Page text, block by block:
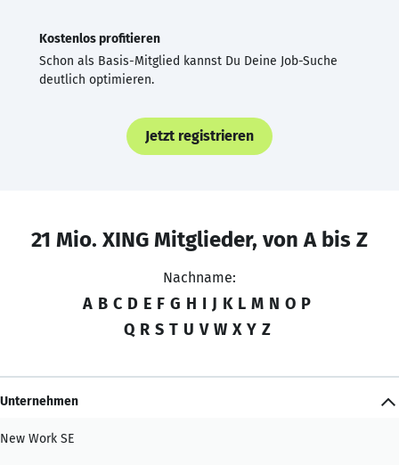
Kostenlos profitieren
Schon als Basis-Mitglied kannst Du Deine Job-Suche
deutlich optimieren.
Jetzt registrieren
21 Mio. XING Mitglieder, von A bis Z
Nachname:
A B C D E F G H I J K L M N O P
Q R S T U V W X Y Z
Unternehmen
New Work SE